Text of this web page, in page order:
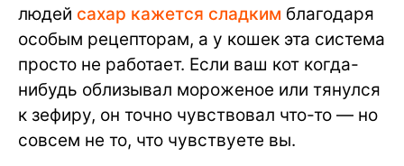
людей сахар кажется сладким благодаря
особым рецепторам, а у кошек эта система
просто не работает. Если ваш кот когда-
нибудь облизывал мороженое или тянулся
к зефиру, он точно чувствовал что-то — но
совсем не то, что чувствуете вы.